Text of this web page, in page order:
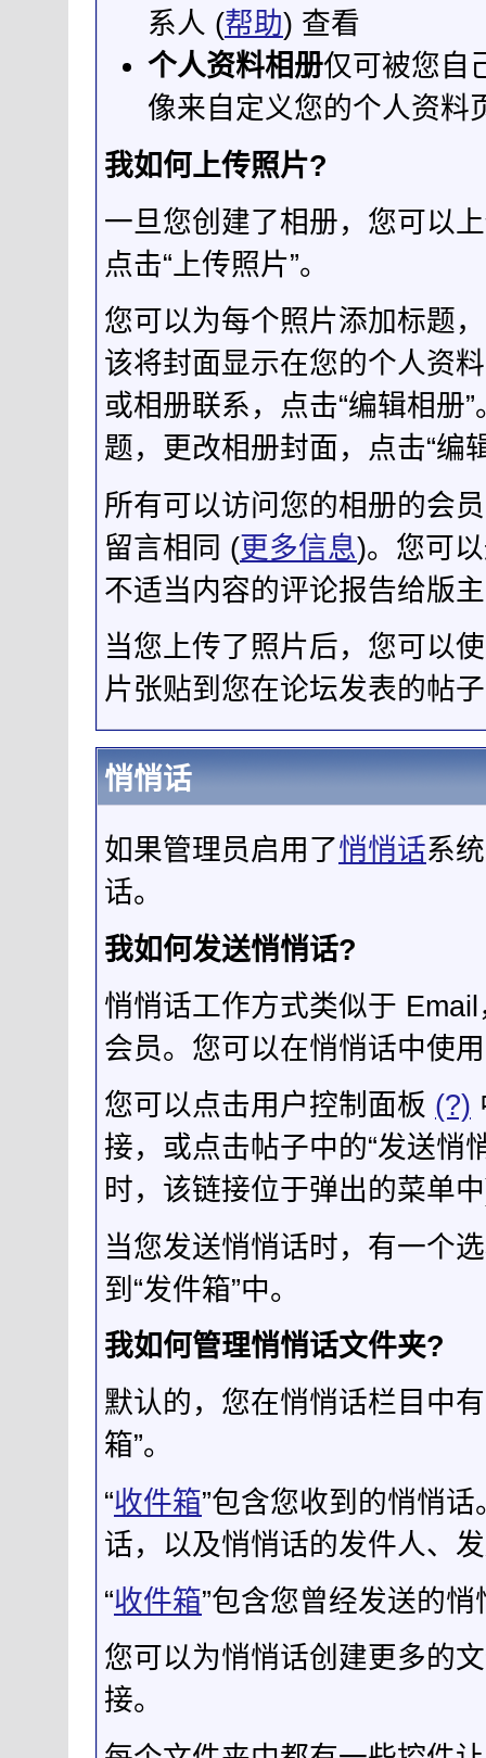
系人 (帮助) 查看
个人资料相册仅可被您自
像来自定义您的个人资料
我如何上传照片?
一旦您创建了相册，您可以
点击“上传照片”。
您可以为每个照片添加标题
该将封面显示在您的个人资
或相册联系，点击“编辑相册
题，更改相册封面，点击“编
所有可以访问您的相册的会
留言相同 (更多信息)。您可
不适当内容的评论报告给版
当您上传了照片后，您可以
片张贴到您在论坛发表的帖
悄悄话
如果管理员启用了悄悄话系
话。
我如何发送悄悄话?
悄悄话工作方式类似于
会员。您可以在悄悄话中使
您可以点击用户控制面板 (?)
接，或点击帖子中的“发送悄
时，该链接位于弹出的菜单
当您发送悄悄话时，有一个
到“发件箱”中。
我如何管理悄悄话文件夹?
默认的，您在悄悄话栏目中
箱”。
“收件箱”包含您收到的悄悄
话，以及悄悄话的发件人、
“收件箱”包含您曾经发送的
您可以为悄悄话创建更多的
接。